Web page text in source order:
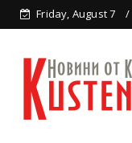
Friday, August 7